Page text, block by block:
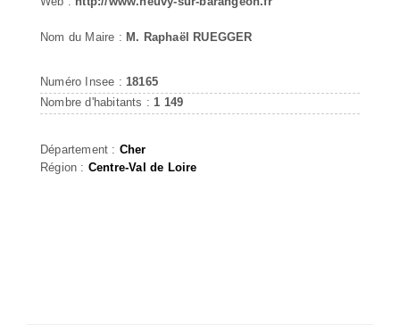
Nom du Maire : M. Raphaël RUEGGER
Numéro Insee : 18165
Nombre d'habitants : 1 149
Département : Cher
Région : Centre-Val de Loire